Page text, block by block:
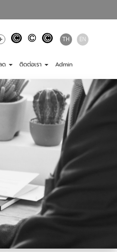
TH EN
ด ติดต่อเรา Admin